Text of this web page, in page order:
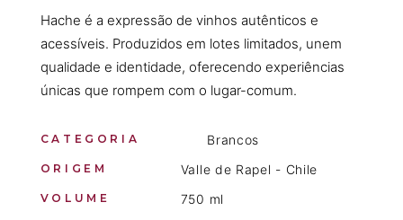
Hache é a expressão de vinhos autênticos e
acessíveis. Produzidos em lotes limitados, unem
qualidade e identidade, oferecendo experiências
únicas que rompem com o lugar-comum.
CATEGORIA Brancos
ORIGEM Valle de Rapel - Chile
VOLUME 750 ml